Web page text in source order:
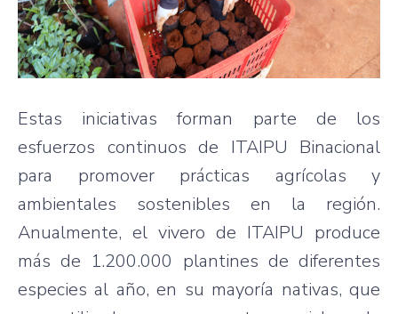
Estas iniciativas forman parte de los
esfuerzos continuos de ITAIPU Binacional
para promover prácticas agrícolas y
ambientales sostenibles en la región.
Anualmente, el vivero de ITAIPU produce
más de 1.200.000 plantines de diferentes
especies al año, en su mayoría nativas, que